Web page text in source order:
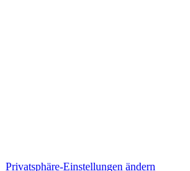
Pri­vat­sphä­re-Ein­stel­lun­gen ändern